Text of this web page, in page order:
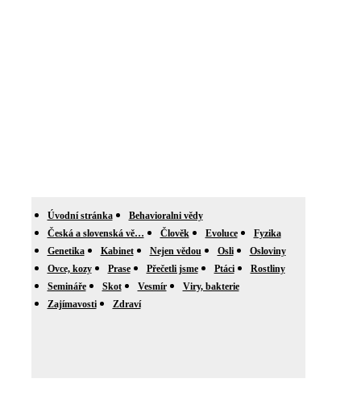
Úvodní stránka
Behavioralni vědy
Česká a slovenská vě…
Člověk Evoluce
Fyzika
Genetika
Kabinet Nejen vědou Osli
Osloviny
Ovce, kozy
Prase Přečetli jsme Ptáci
Rostliny
Semináře
Skot Vesmír
Viry, bakterie
Zajímavosti
Zdraví